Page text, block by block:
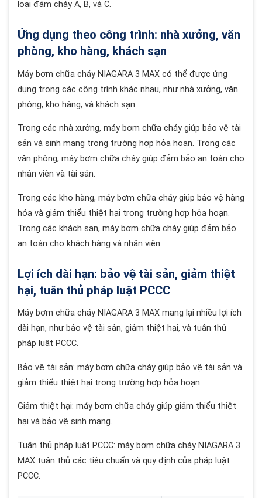
loại đám cháy A, B, và C.
Ứng dụng theo công trình: nhà xưởng, văn
phòng, kho hàng, khách sạn
Máy bơm chữa cháy NIAGARA 3 MAX có thể được ứng
dụng trong các công trình khác nhau, như nhà xưởng, văn
phòng, kho hàng, và khách sạn.
Trong các nhà xưởng, máy bơm chữa cháy giúp bảo vệ tài
sản và sinh mạng trong trường hợp hỏa hoạn. Trong các
văn phòng, máy bơm chữa cháy giúp đảm bảo an toàn cho
nhân viên và tài sản.
Trong các kho hàng, máy bơm chữa cháy giúp bảo vệ hàng
hóa và giảm thiểu thiệt hại trong trường hợp hỏa hoạn.
Trong các khách sạn, máy bơm chữa cháy giúp đảm bảo
an toàn cho khách hàng và nhân viên.
Lợi ích dài hạn: bảo vệ tài sản, giảm thiệt
hại, tuân thủ pháp luật PCCC
Máy bơm chữa cháy NIAGARA 3 MAX mang lại nhiều lợi ích
dài hạn, như bảo vệ tài sản, giảm thiệt hại, và tuân thủ
pháp luật PCCC.
Bảo vệ tài sản: máy bơm chữa cháy giúp bảo vệ tài sản và
giảm thiểu thiệt hại trong trường hợp hỏa hoạn.
Giảm thiệt hại: máy bơm chữa cháy giúp giảm thiểu thiệt
hại và bảo vệ sinh mạng.
Tuân thủ pháp luật PCCC: máy bơm chữa cháy NIAGARA 3
MAX tuân thủ các tiêu chuẩn và quy định của pháp luật
PCCC.